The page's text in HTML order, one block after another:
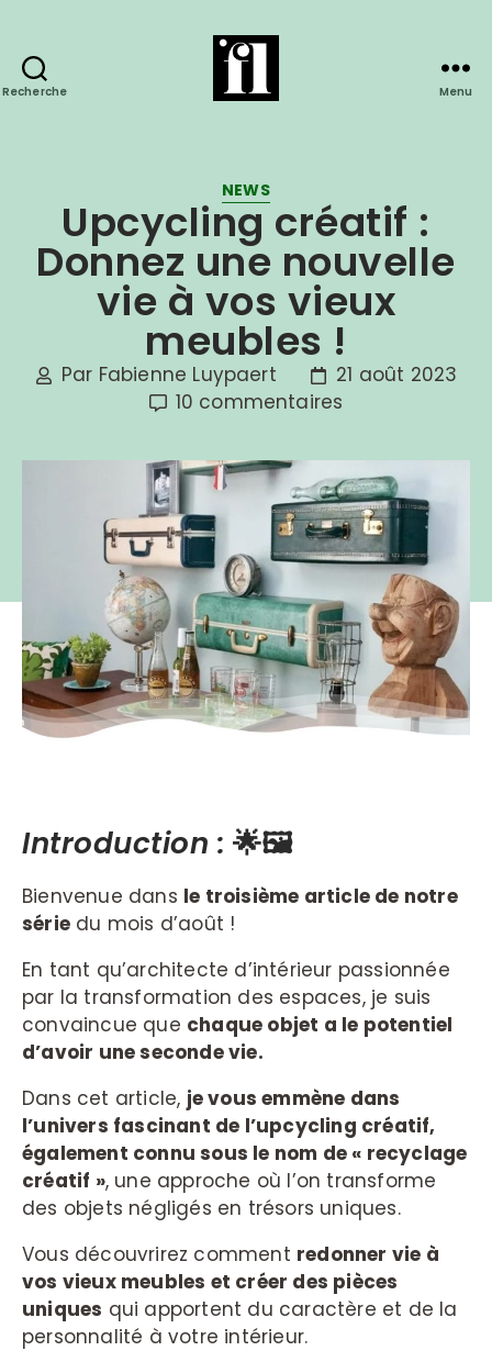
Recherche Menu
NEWS
Upcycling créatif :
Donnez une nouvelle
vie à vos vieux
meubles !
Par Fabienne Luypaert
21 août 2023
10 commentaires
Introduction : 🌟🖼️
Bienvenue dans le troisième article de notre
série du mois d’août !
En tant qu’architecte d’intérieur passionnée
par la transformation des espaces, je suis
convaincue que chaque objet a le potentiel
d’avoir une seconde vie.
Dans cet article, je vous emmène dans
l’univers fascinant de l’upcycling créatif,
également connu sous le nom de « recyclage
créatif », une approche où l’on transforme
des objets négligés en trésors uniques.
Vous découvrirez comment redonner vie à
vos vieux meubles et créer des pièces
uniques qui apportent du caractère et de la
personnalité à votre intérieur.